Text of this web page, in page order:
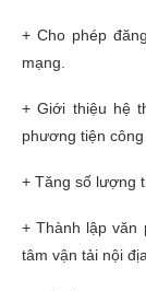
+ Cho phép
mạng.
+ Giới thiệu hệ
phương tiện
+ Tăng số lượng
+ Thành lập văn
tâm vận tải nội